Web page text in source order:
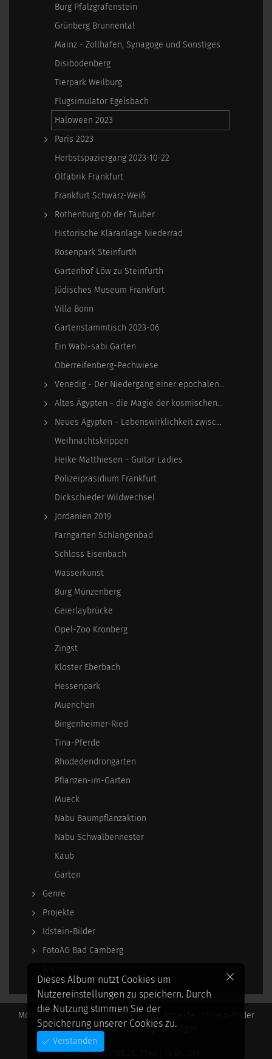
Burg Pfalzgrafenstein
Grünberg Brunnental
Mainz - Zollhafen, Synagoge und Sonstiges
Disibodenberg
Tierpark Weilburg
Flugsimulator Egelsbach
Haloween 2023
Paris 2023
Herbstspaziergang 2023-10-22
Ölfabrik Frankfurt
Frankfurt Schwarz-Weiß
Rothenburg ob der Tauber
Historische Kläranlage Niederrad
Rosenpark Steinfurth
Gartenhof Löw zu Steinfurth
Jüdisches Museum Frankfurt
Villa Bonn
Gartenstammtisch 2023-06
Ein Wabi-sabi Garten
Oberreifenberg-Pechwiese
Venedig - Der Niedergang einer epochalen Macht
Altes Ägypten - die Magie der kosmischen…
Neues Ägypten - Lebenswirklichkeit zwischen…
Weihnachtskrippen
Heike Matthiesen - Guitar Ladies
Polizeipräsidium Frankfurt
Dickschieder Wildwechsel
Jordanien 2019
Farngarten Schlangenbad
Schloss Eisenbach
Wasserkunst
Burg Münzenberg
Geierlaybrücke
Opel-Zoo Kronberg
Zingst
Kloster Eberbach
Hessenpark
Muenchen
Bingenheimer-Ried
Tina-Pferde
Rhodedendrongarten
Pflanzen-im-Garten
Mueck
Nabu Baumpflanzaktion
Nabu Schwalbennester
Kaub
Garten
Genre
Projekte
Idstein-Bilder
FotoAG Bad Camberg
Monatsbilder Themenalben Genre
Idstein-Bilder
FotoAG Bad Camberg Wichtiges
GEÄNDERT07.08.26, 11:42
Dieses Album nutzt Cookies um
Nutzereinstellungen zu speichern. Durch
die Nutzung stimmen Sie der
Speicherung unserer Cookies zu.
Verstanden